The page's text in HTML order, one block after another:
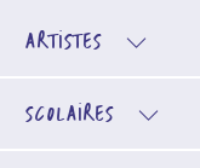
ARTISTES
SCOLAIRES